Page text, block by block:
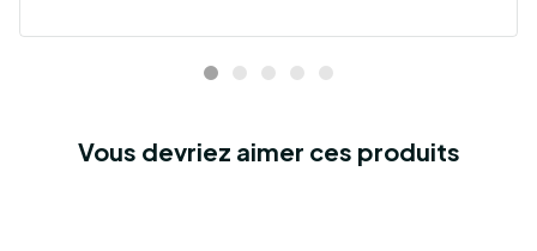
Vous devriez aimer ces produits